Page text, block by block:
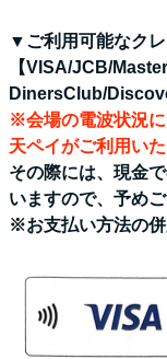
▼ご利用可能なク
【VISA/JCB/
DinersClub/
※会場の電波状況
天ペイがご利用い
その際には、現金
いますので、予めご
※お支払い方法の併